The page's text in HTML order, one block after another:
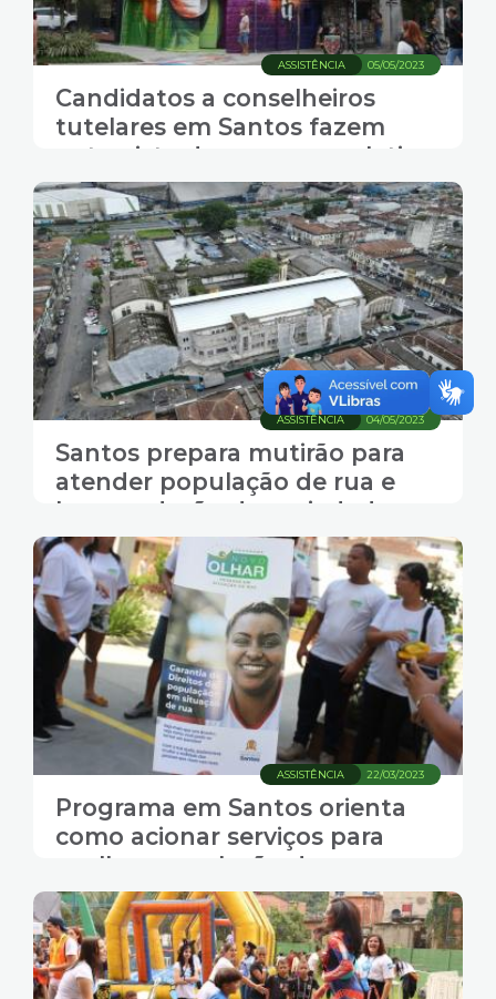
05/05/2023
ASSISTÊNCIA
Candidatos a conselheiros
tutelares em Santos fazem
entrevista de processo seletivo
dia 13
04/05/2023
ASSISTÊNCIA
Santos prepara mutirão para
atender população de rua e
busca adesão da sociedade
22/03/2023
ASSISTÊNCIA
Programa em Santos orienta
como acionar serviços para
acolher população de rua